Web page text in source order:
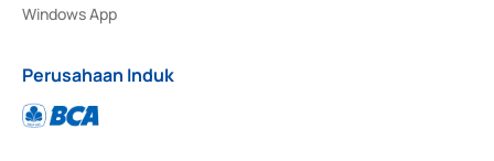
Windows App
Perusahaan Induk